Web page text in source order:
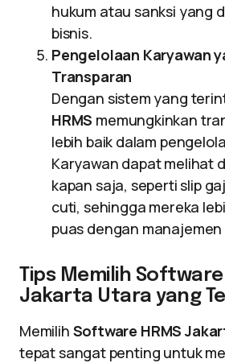
hukum atau sanksi yang
bisnis.
Pengelolaan Karyawan
Transparan
Dengan sistem yang
HRMS memungkinkan
lebih baik dalam
Karyawan dapat melihat
kapan saja, seperti slip
cuti, sehingga mereka
puas dengan
Tips Memilih Software
Jakarta Utara yang
Memilih Software HRMS
tepat sangat penting untuk